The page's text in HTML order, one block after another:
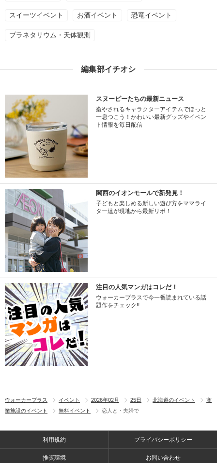
スイーツイベント お酒イベント 恐竜イベント
プラネタリウム・天体観測
編集部イチオシ
スヌーピーたちの最新ニュース
癒やされるキャラクターアイテムでほっと
一息つこう！かわいい最新グッズやイベン
ト情報を毎日配信
関西のイオンモールで新発見！
子どもと楽しめる新しい遊び方をママライ
ター達が現地から最新リポ！
注目の人気マンガはコレだ！
ウォーカープラスで今一番読まれている話
題作をチェック!!
ウォーカープラス イベント 2026年02月 25日 北海道のイベント
商
業施設のイベント
無料イベント 恋人と・夫婦で
利用規約 プライバシーポリシー
推奨環境 お問い合わせ